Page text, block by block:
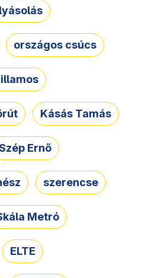
országos csúcs
Kásás Tamás
Szép Ernő
szerencse
Metró
ELTE